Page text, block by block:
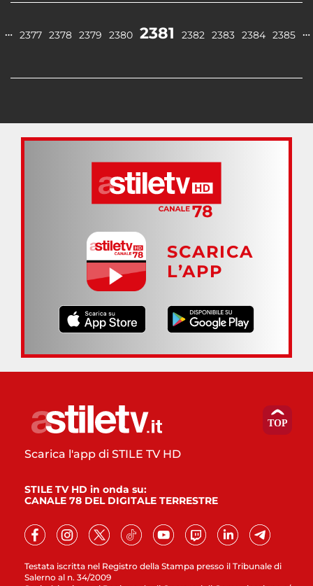
… 2377 2378 2379 2380 2381 2382 2383 2384 2385 …
SCARICA
L’APP
Testata iscritta nel Registro della Stampa presso il Tribunale di
Salerno al n. 34/2009
Scarica l'app di STILE TV HD
STILE TV HD in onda su:
CANALE 78 DEL DIGITALE TERRESTRE